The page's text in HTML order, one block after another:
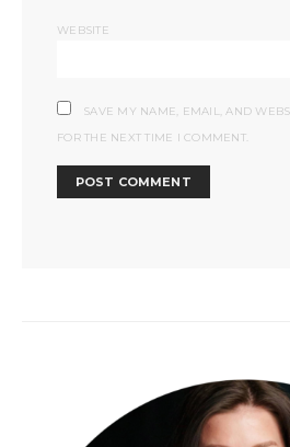
WEBSITE
SAVE MY NAME, EMAIL, AND
FOR THE NEXT TIME I COMMENT.